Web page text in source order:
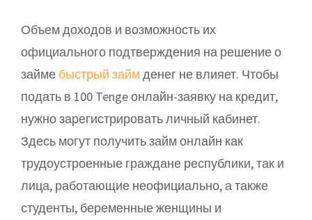
Объем доходов и возможность их
официального подтверждения на решение о
займе быстрый займденег не влияет. Чтобы
подать в 100 Tenge онлайн-заявку на кредит,
нужно зарегистрировать личный кабинет.
Здесь могут получить займ онлайн как
трудоустроенные граждане республики, так и
лица, работающие неофициально, а также
студенты, беременные женщины и